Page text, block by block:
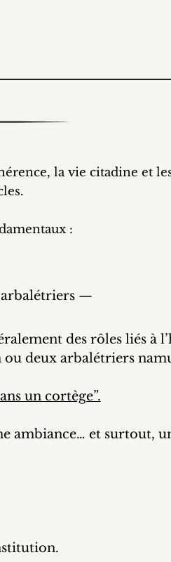
la vie citadine et
:
arbalétriers —
des rôles liés à
ou deux arbalétriers
un cortège”.
ambiance… et surtout,